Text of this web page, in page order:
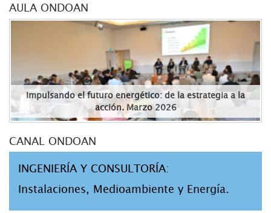
AULA ONDOAN
Impulsando el futuro energético: de la estrategia a la
acción. Marzo 2026
CANAL ONDOAN
INGENIERÍA Y CONSULTORÍA:
Instalaciones, Medioambiente y Energía.